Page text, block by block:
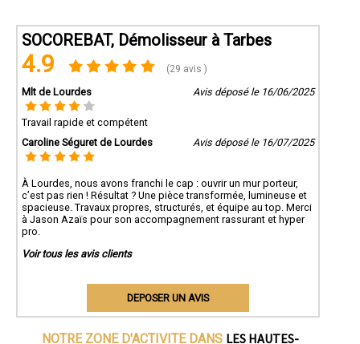
SOCOREBAT, Démolisseur à Tarbes
4.9 (29 avis )
Mlt de Lourdes Avis déposé le 16/06/2025
Travail rapide et compétent
Caroline Séguret de Lourdes
Avis déposé le 16/07/2025
À Lourdes, nous avons franchi le cap : ouvrir un mur porteur,
c’est pas rien ! Résultat ? Une pièce transformée, lumineuse et
spacieuse. Travaux propres, structurés, et équipe au top. Merci
à Jason Azaïs pour son accompagnement rassurant et hyper
pro.
Voir tous les avis clients
DEPOSER UN AVIS
NOTRE ZONE D'ACTIVITE DANS LES HAUTES-